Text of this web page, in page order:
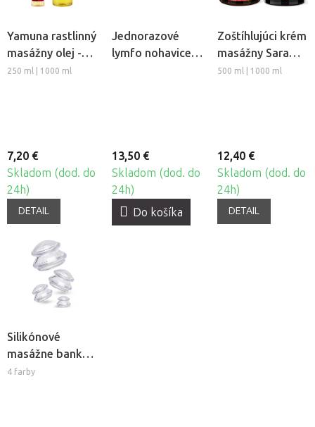
Yamuna rastlinný
masážny olej -
Hrozno
250 ml | 1000 ml
7,20 €
Skladom (dod. do
24h)
DETAIL
Jednorazové
lymfo nohavice z
13,50 €
Skladom (dod. do
24h)
Do košíka
Zoštíhlujúci krém
masážny Sara
Beauty Spa -
500 ml | 1000 ml
12,40 €
Skladom (dod. do
24h)
DETAIL
Silikónové
masážne banky
Fabulo
4 farby